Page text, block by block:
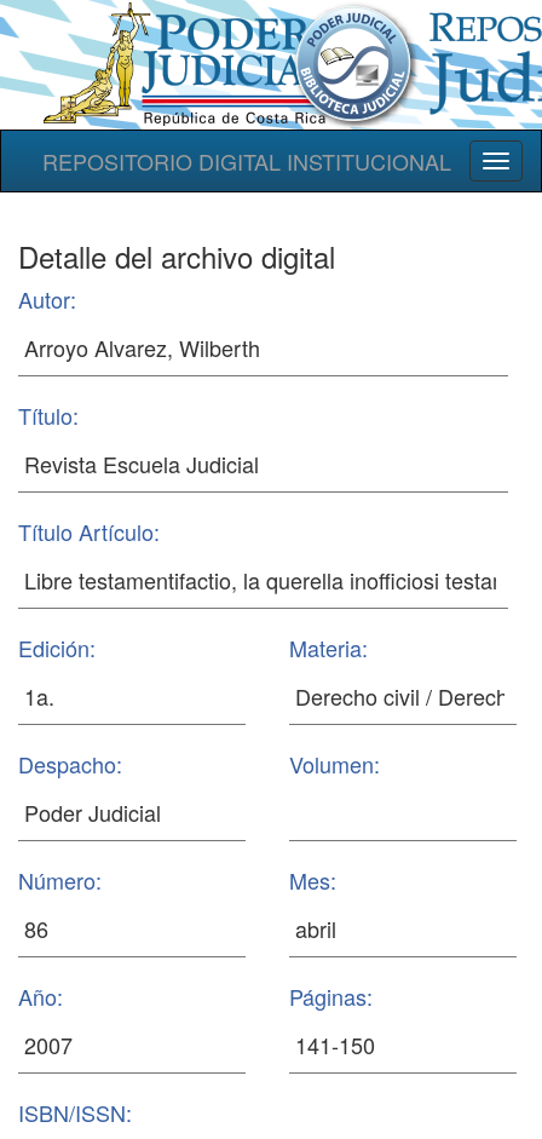
REPOSITORIO DIGITAL INSTITUCIONAL
Detalle del archivo digital
Autor:
Título:
Título Artículo:
Edición: Materia:
Despacho: Volumen:
Número: Mes:
Año: Páginas:
ISBN/ISSN: